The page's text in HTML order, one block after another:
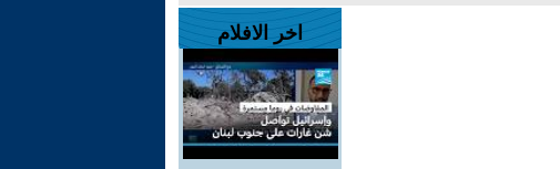
اخر الافلام